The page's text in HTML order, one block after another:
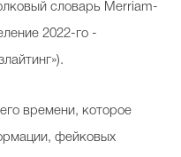
словарь Merriam-
2022-го -
времени, которое
фейковых